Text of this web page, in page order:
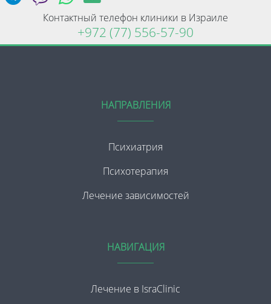
Контактный телефон клиники в Израиле
+972 (77) 556-57-90
НАПРАВЛЕНИЯ
Психиатрия
Психотерапия
Лечение зависимостей
НАВИГАЦИЯ
Лечение в IsraClinic